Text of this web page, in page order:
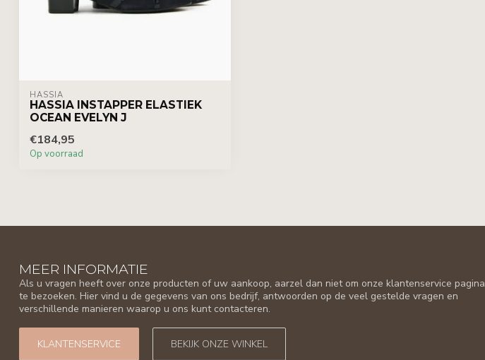
HASSIA
HASSIA INSTAPPER ELASTIEK
OCEAN EVELYN J
€184,95
Op voorraad
MEER INFORMATIE
Als u vragen heeft over onze producten of uw aankoop, aarzel dan niet om onze klantenservice pagina
te bezoeken. Hier vind u de gegevens van ons bedrijf, antwoorden op de veel gestelde vragen en
verschillende manieren waarop u ons kunt contacteren.
KLANTENSERVICE BEKIJK ONZE WINKEL